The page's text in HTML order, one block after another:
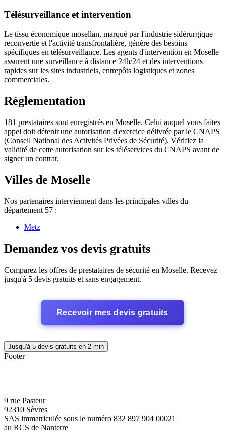
Télésurveillance et intervention
Le tissu économique mosellan, marqué par l'industrie sidérurgique
reconvertie et l'activité transfrontalière, génère des besoins
spécifiques en télésurveillance. Les agents d'intervention en Moselle
assurent une surveillance à distance 24h/24 et des interventions
rapides sur les sites industriels, entrepôts logistiques et zones
commerciales.
Réglementation
181 prestataires sont enregistrés en Moselle. Celui auquel vous faites
appel doit détenir une autorisation d'exercice délivrée par le CNAPS
(Conseil National des Activités Privées de Sécurité). Vérifiez la
validité de cette autorisation sur les téléservices du CNAPS avant de
signer un contrat.
Villes de Moselle
Nos partenaires interviennent dans les principales villes du
département 57 :
Metz
Demandez vos devis gratuits
Comparez les offres de prestataires de sécurité en Moselle. Recevez
jusqu'à 5 devis gratuits et sans engagement.
Recevoir mes devis gratuits
Jusqu'à 5 devis gratuits en 2 min
Footer
9 rue Pasteur
92310 Sèvres
SAS immatriculée sous le numéro 832 897 904 00021
au RCS de Nanterre